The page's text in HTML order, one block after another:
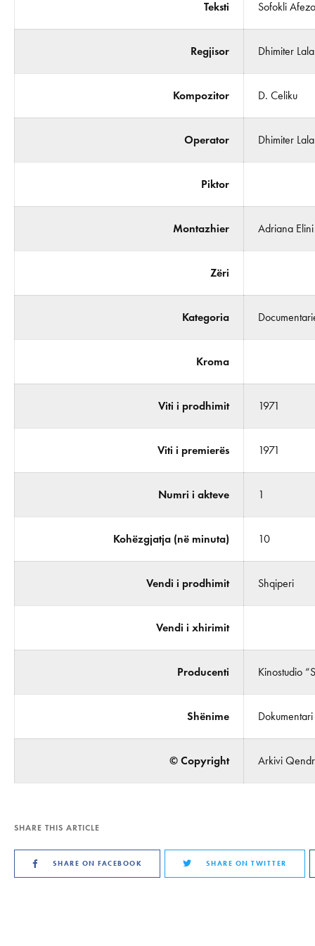
Teksti Sofokli
Regjisor Dhimiter Lala
Kompozitor D. Celiku
Operator Dhimiter Lala
Piktor
Montazhier Adriana Elini
Zëri
Kategoria
Kroma
Viti i prodhimit 1971
Viti i premierës 1971
Numri i akteve 1
Kohëzgjatja (në minuta) 10
Vendi i prodhimit Shqiperi
Vendi i xhirimit
Producenti Kinostudio
Shënime
© Copyright Arkivi
SHARE THIS ARTICLE
SHARE ON FACEBOOK SHARE ON TWITTER